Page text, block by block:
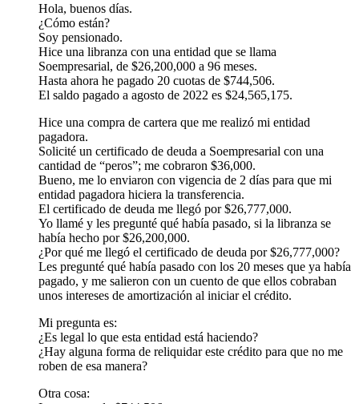
Hola, buenos días.
¿Cómo están?
Soy pensionado.
Hice una libranza con una entidad que se llama
Soempresarial, de $26,200,000 a 96 meses.
Hasta ahora he pagado 20 cuotas de $744,506.
El saldo pagado a agosto de 2022 es $24,565,175.
Hice una compra de cartera que me realizó mi entidad
pagadora.
Solicité un certificado de deuda a Soempresarial con una
cantidad de “peros”; me cobraron $36,000.
Bueno, me lo enviaron con vigencia de 2 días para que mi
entidad pagadora hiciera la transferencia.
El certificado de deuda me llegó por $26,777,000.
Yo llamé y les pregunté qué había pasado, si la libranza se
había hecho por $26,200,000.
¿Por qué me llegó el certificado de deuda por $26,777,000?
Les pregunté qué había pasado con los 20 meses que ya había
pagado, y me salieron con un cuento de que ellos cobraban
unos intereses de amortización al iniciar el crédito.
Mi pregunta es:
¿Es legal lo que esta entidad está haciendo?
¿Hay alguna forma de reliquidar este crédito para que no me
roben de esa manera?
Otra cosa: